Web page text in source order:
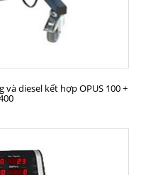
diesel kết hợp OPUS 100 +